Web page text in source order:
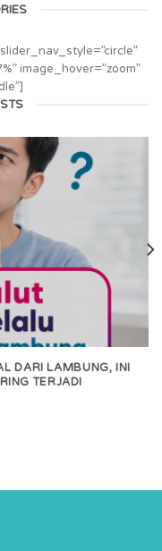
image_hover=”zoom”
DARI LAMBUNG, INI
TERJADI